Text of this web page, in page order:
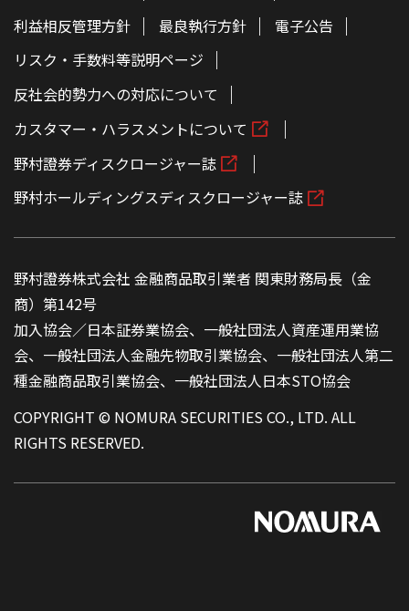
利益相反管理方針
最良執行方針
電子公告
リスク・手数料等説明ページ
反社会的勢力への対応について
カスタマー・ハラスメントについて
野村證券ディスクロージャー誌
野村ホールディングスディスクロージャー誌
野村證券株式会社 金融商品取引業者 関東財務局長（金
商）第142号
加入協会／日本証券業協会、一般社団法人資産運用業協
会、一般社団法人金融先物取引業協会、一般社団法人第二
種金融商品取引業協会、一般社団法人日本STO協会
COPYRIGHT © NOMURA SECURITIES CO., LTD. ALL
RIGHTS RESERVED.